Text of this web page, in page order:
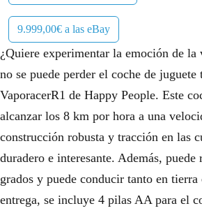
9.999,00€ a las eBay
¿Quiere experimentar la emoción de la
no se puede perder el coche de
VaporacerR1 de Happy People. Este
alcanzar los 8 km por hora a una
construcción robusta y tracción en las
duradero e interesante. Además,
grados y puede conducir tanto en
entrega, se incluye 4 pilas AA para el